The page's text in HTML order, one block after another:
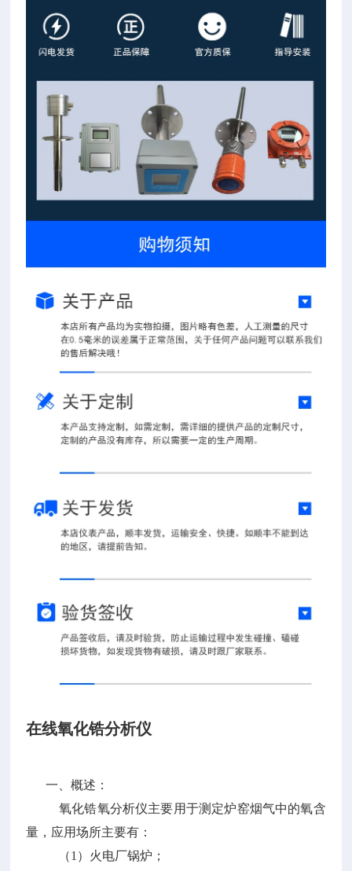
在线氧化锆分析仪
一、概述：
氧化锆氧分析仪主要用于测定炉窑烟气中的氧含
量，应用场所主要有：
（1）火电厂锅炉；